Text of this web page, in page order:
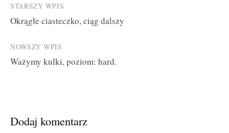
Post
navigation
STARSZY WPIS
Okrągłe ciasteczko, ciąg dalszy
NOWSZY WPIS
Ważymy kulki, poziom: hard.
Dodaj komentarz